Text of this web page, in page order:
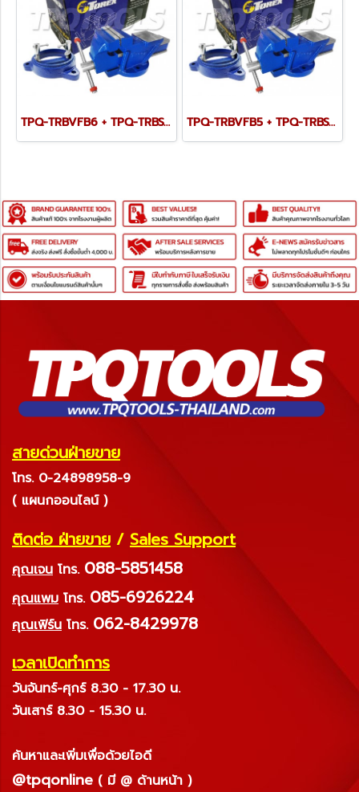
TPQ-TRBVFB6 + TPQ-TRBSWV6 ชุดปากกาจับชิ้นงาน 150 มม. (6") พร้อมฐานหมุน TPQ-TRBVFB5 + TPQ-TRBSWV5 ชุดปากกาจับชิ้นงาน 125 มม. (5") พร้อมฐานหมุน
สายด่วนฝ่ายขาย
โทร. 0-24898958-9
( แผนกออนไลน์ )
ติดต่อ ฝ่ายขาย / Sales Support
คุณเจน โทร. 088-5851458
คุณแพม โทร. 085-6926224
คุณเฟิร์น โทร. 062-8429978
เวลาเปิดทำการ
วันจันทร์-ศุกร์ 8.30 - 17.30 น.
วันเสาร์ 8.30 - 15.30 น.
ค้นหาและเพิ่มเพื่อด้วยไอดี
@tpqonline ( มี @ ด้านหน้า )